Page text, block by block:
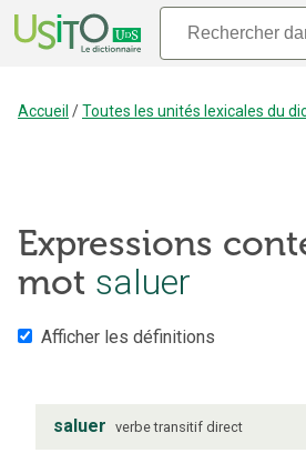
Accueil /Toutes les unités lexicales du
Expressions
mot saluer
Afficher les définitions
saluer verbe transitif direct